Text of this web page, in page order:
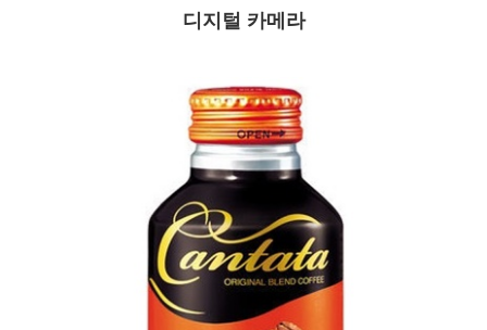
디지털 카메라